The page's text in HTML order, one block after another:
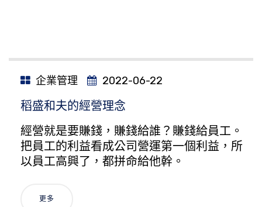
企業管理 2022-06-22
稻盛和夫的經營理念
經營就是要賺錢，賺錢給誰？賺錢給員工。
把員工的利益看成公司營運第一個利益，所
以員工高興了，都拼命給他幹。
更多